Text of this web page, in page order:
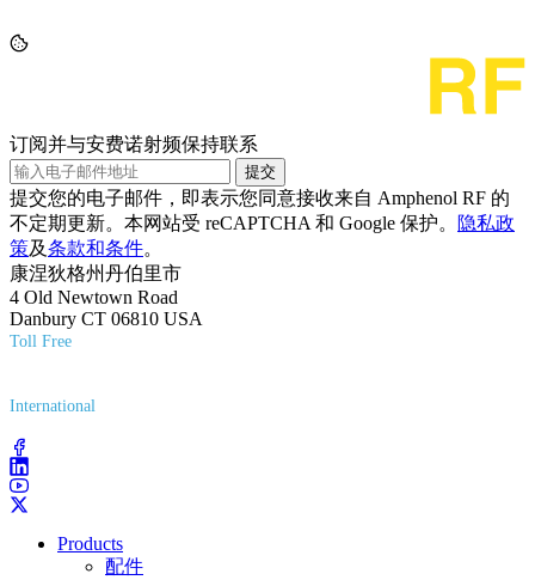
订阅并与安费诺射频保持联系
提交
提交您的电子邮件，即表示您同意接收来自 Amphenol RF 的
不定期更新。本网站受 reCAPTCHA 和 Google 保护。
隐私政
策及条款和条件。
康涅狄格州丹伯里市
4 Old Newtown Road
Danbury CT 06810 USA
Toll Free
International
Products
配件